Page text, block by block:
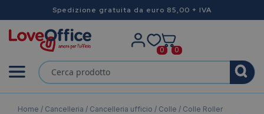
Spedizione gratuita da euro 85,00 + IVA
0 0
Home / Cancelleria / Cancelleria ufficio / Colle / Colle Roller